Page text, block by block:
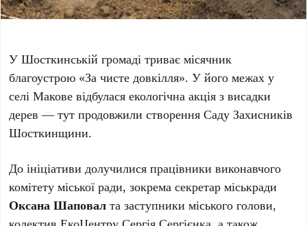
У Шосткинській громаді триває місячник
благоустрою «За чисте довкілля». У його межах у
селі Макове відбулася екологічна акція з висадки
дерев — тут продовжили створення Саду Захисників
Шосткинщини.
До ініціативи долучилися працівники виконавчого
комітету міської ради, зокрема секретар міськради
Оксана Шаповал та заступники міського голови,